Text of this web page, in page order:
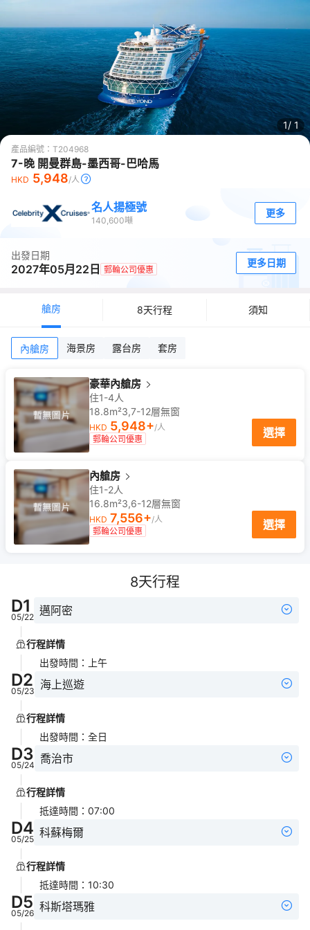
1/ 1
產品編號： T204968
7-晚 開曼群島-墨西哥-巴哈馬
HKD 5,948/人
名人揚極號
140,600噸
更多
出發日期
2027年05月22日 郵輪公司優惠
更多日期
艙房 8天行程 須知
內艙房 海景房 露台房 套房
豪華內艙房
住1-4人
18.8m²3,7-12層無窗
HKD 5,948+/人
郵輪公司優惠
選擇
內艙房
住1-2人
16.8m²3,6-12層無窗
HKD 7,556+/人
郵輪公司優惠
選擇
8天行程
D1
05/22 邁阿密
行程詳情
出發時間 ： 上午
D2
05/23 海上巡遊
行程詳情
出發時間 ： 全日
D3
05/24 喬治市
行程詳情
抵達時間 ： 07:00
D4
05/25 科蘇梅爾
行程詳情
抵達時間 ： 10:30
D5
05/26 科斯塔瑪雅